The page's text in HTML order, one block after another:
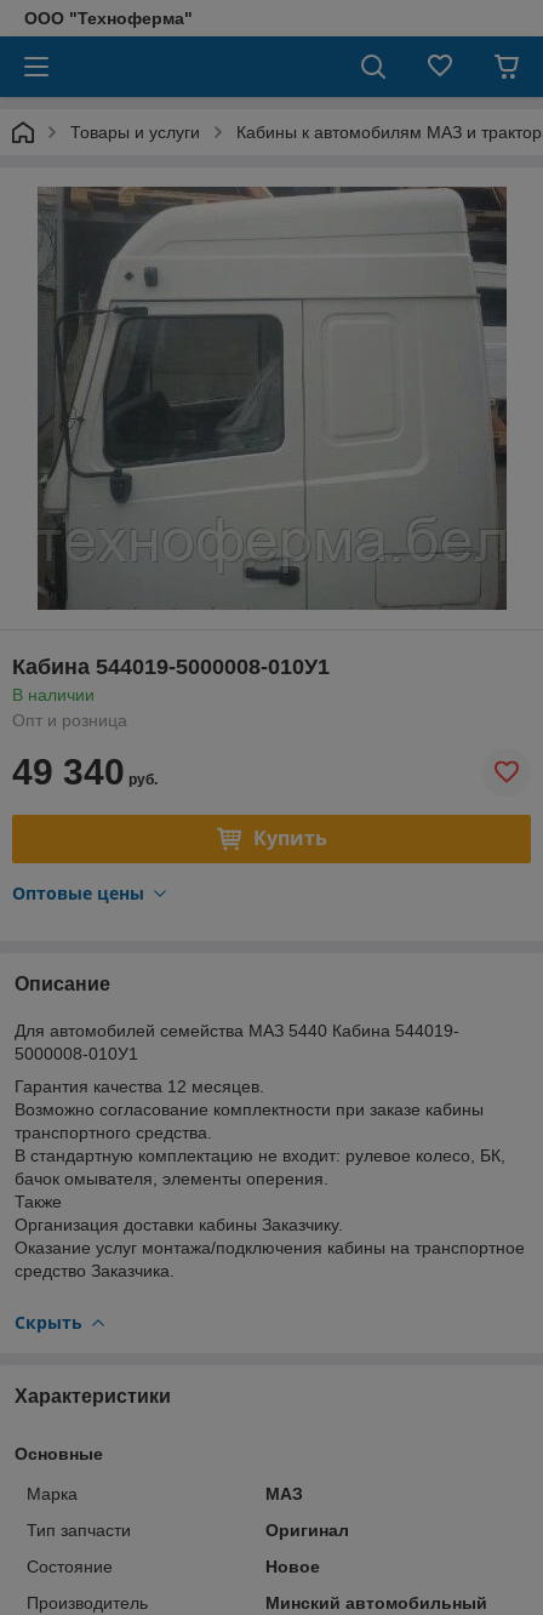
ООО "Техноферма"
Товары и услуги Кабины к автомобилям МАЗ и
Кабина 544019-5000008-010У1
В наличии
Опт и розница
49 340 руб.
Купить
Оптовые цены
Описание
Для автомобилей семейства МАЗ 5440 Кабина 544019-
5000008-010У1
Гарантия качества 12 месяцев.
Возможно согласование комплектности при заказе кабины
транспортного средства.
В стандартную комплектацию не входит: рулевое колесо, БК,
бачок омывателя, элементы оперения.
Также
Организация доставки кабины Заказчику.
Оказание услуг монтажа/подключения кабины на транспортное
средство Заказчика.
Скрыть
Характеристики
Основные
Марка
МАЗ
Тип запчасти
Оригинал
Состояние
Новое
Производитель
Минский автомобильный